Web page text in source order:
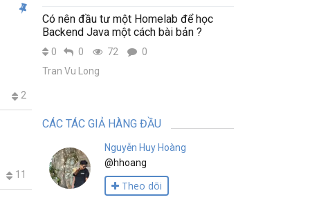
2
11
Có nên đầu tư một Homelab để học
Backend Java một cách bài bản ?
0 72 0
0
Tran Vu Long
CÁC TÁC GIẢ HÀNG ĐẦU
Nguyễn Huy Hoàng
@hhoang
Theo dõi